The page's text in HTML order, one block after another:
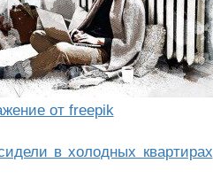
от freepik
в холодных квартирах